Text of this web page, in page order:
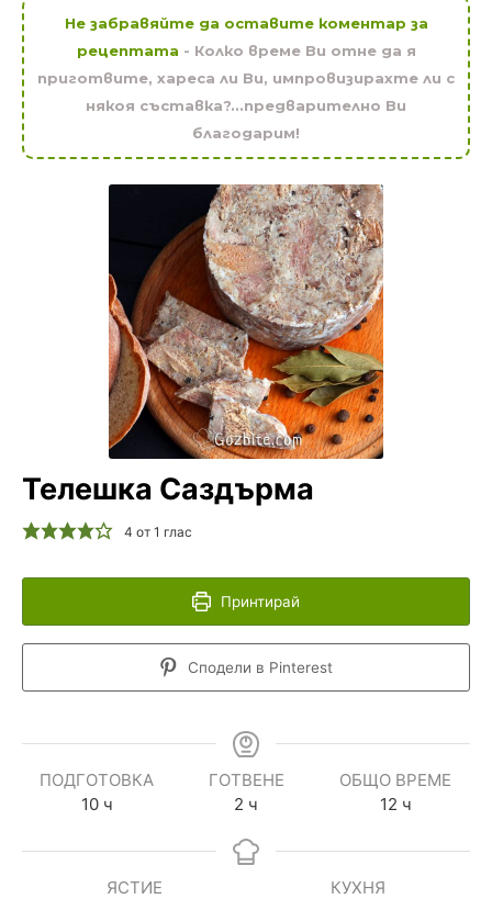
Не забравяйте да оставите коментар за
рецептата - Колко време Ви отне да я
приготвите, хареса ли Ви, импровизирахте ли с
някоя съставка?...предварително Ви
благодарим!
Телешка Саздърма
4 от 1 глас
Принтирай
Сподели в Pinterest
ПОДГОТОВКА
10 ч
ГОТВЕНЕ
2 ч
ОБЩО ВРЕМЕ
12 ч
ЯСТИЕ
КУХНЯ